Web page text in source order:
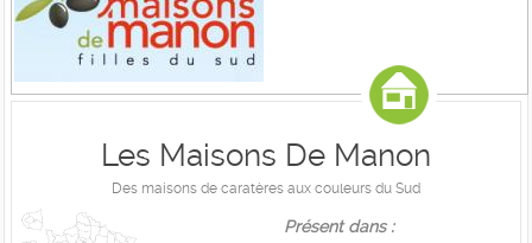
Les Maisons De Manon
Des maisons de caratères aux couleurs du Sud
Présent dans :